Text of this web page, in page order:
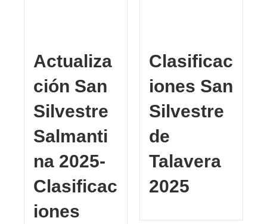
Actualiza
ción San
Silvestre
Salmanti
na 2025-
Clasificac
iones
Clasificac
iones San
Silvestre
de
Talavera
2025